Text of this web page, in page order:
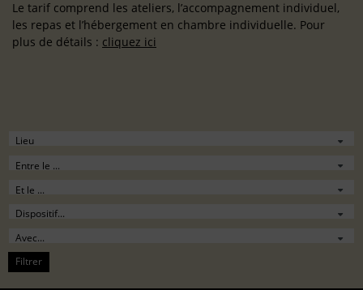
Le tarif comprend les ateliers, l’accompagnement individuel,
les repas et l’hébergement en chambre individuelle. Pour
plus de détails : cliquez ici
Filtrer